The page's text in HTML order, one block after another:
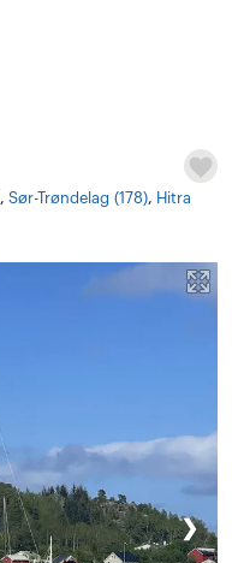
, Sør-Trøndelag (178), Hitra
❯